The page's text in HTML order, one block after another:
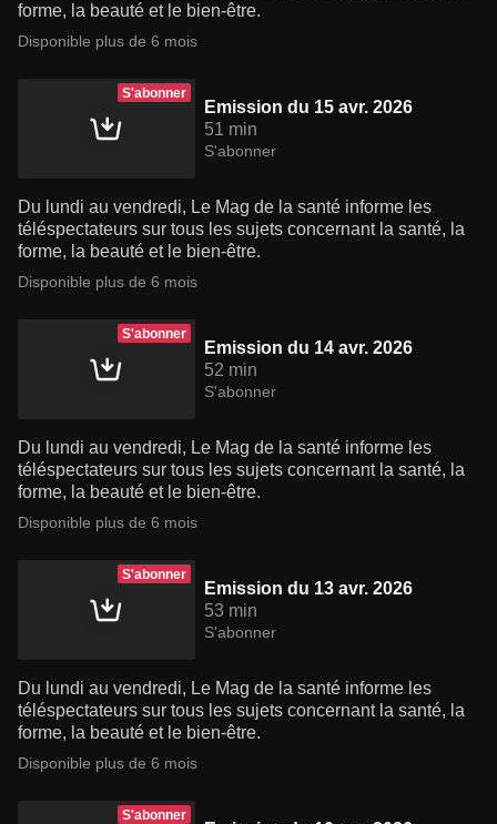
forme, la beauté et le bien-être.
Disponible plus de 6 mois
S'abonner
Emission du 15 avr. 2026
51 min
S'abonner
Du lundi au vendredi, Le Mag de la santé informe les
téléspectateurs sur tous les sujets concernant la santé, la
forme, la beauté et le bien-être.
Disponible plus de 6 mois
S'abonner
Emission du 14 avr. 2026
52 min
S'abonner
Du lundi au vendredi, Le Mag de la santé informe les
téléspectateurs sur tous les sujets concernant la santé, la
forme, la beauté et le bien-être.
Disponible plus de 6 mois
S'abonner
Emission du 13 avr. 2026
53 min
S'abonner
Du lundi au vendredi, Le Mag de la santé informe les
téléspectateurs sur tous les sujets concernant la santé, la
forme, la beauté et le bien-être.
Disponible plus de 6 mois
S'abonner